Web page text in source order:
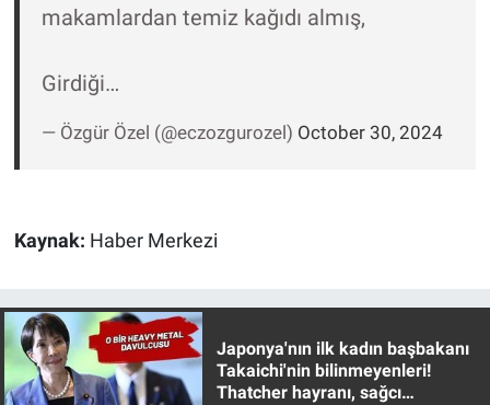
makamlardan temiz kağıdı almış,
Girdiği…
— Özgür Özel (@eczozgurozel) October 30, 2024
Kaynak: Haber Merkezi
Japonya'nın ilk kadın başbakanı
Takaichi'nin bilinmeyenleri!
Thatcher hayranı, sağcı